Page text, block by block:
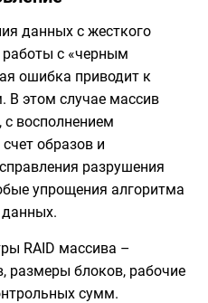
данных с жесткого
работы с «черным
ошибка приводит к
В этом случае массив
с восполнением
образов и
разрушения
упрощения алгоритма
данных.
RAID массива –
размеры блоков, рабочие
сумм.